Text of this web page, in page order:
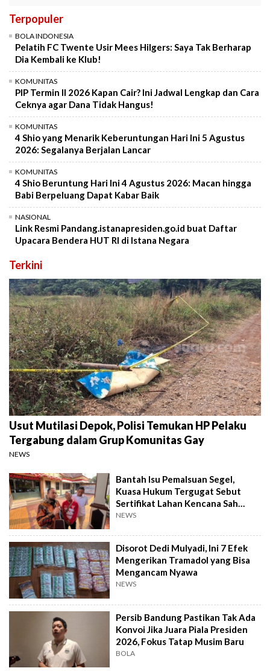
Terpopuler
BOLA INDONESIA
Pelatih FC Twente Usir Mees Hilgers: Saya Tak Berharap
Dia Kembali ke Klub!
KOMUNITAS
PIP Termin II 2026 Kapan Cair? Ini Jadwal Lengkap dan Cara
Ceknya agar Dana Tidak Hangus!
KOMUNITAS
4 Shio yang Menarik Keberuntungan Hari Ini 5 Agustus
2026: Segalanya Berjalan Lancar
KOMUNITAS
4 Shio Beruntung Hari Ini 4 Agustus 2026: Macan hingga
Babi Berpeluang Dapat Kabar Baik
NASIONAL
Link Resmi Pandang.istanapresiden.go.id buat Daftar
Upacara Bendera HUT RI di Istana Negara
Terkini
Usut Mutilasi Depok, Polisi Temukan HP Pelaku
Tergabung dalam Grup Komunitas Gay
NEWS
Bantah Isu Pemalsuan Segel,
Kuasa Hukum Tergugat Sebut
Sertifikat Lahan Kencana Sah
Lewat PTSL
NEWS
Disorot Dedi Mulyadi, Ini 7 Efek
Mengerikan Tramadol yang Bisa
Mengancam Nyawa
NEWS
Persib Bandung Pastikan Tak Ada
Konvoi Jika Juara Piala Presiden
2026, Fokus Tatap Musim Baru
BOLA